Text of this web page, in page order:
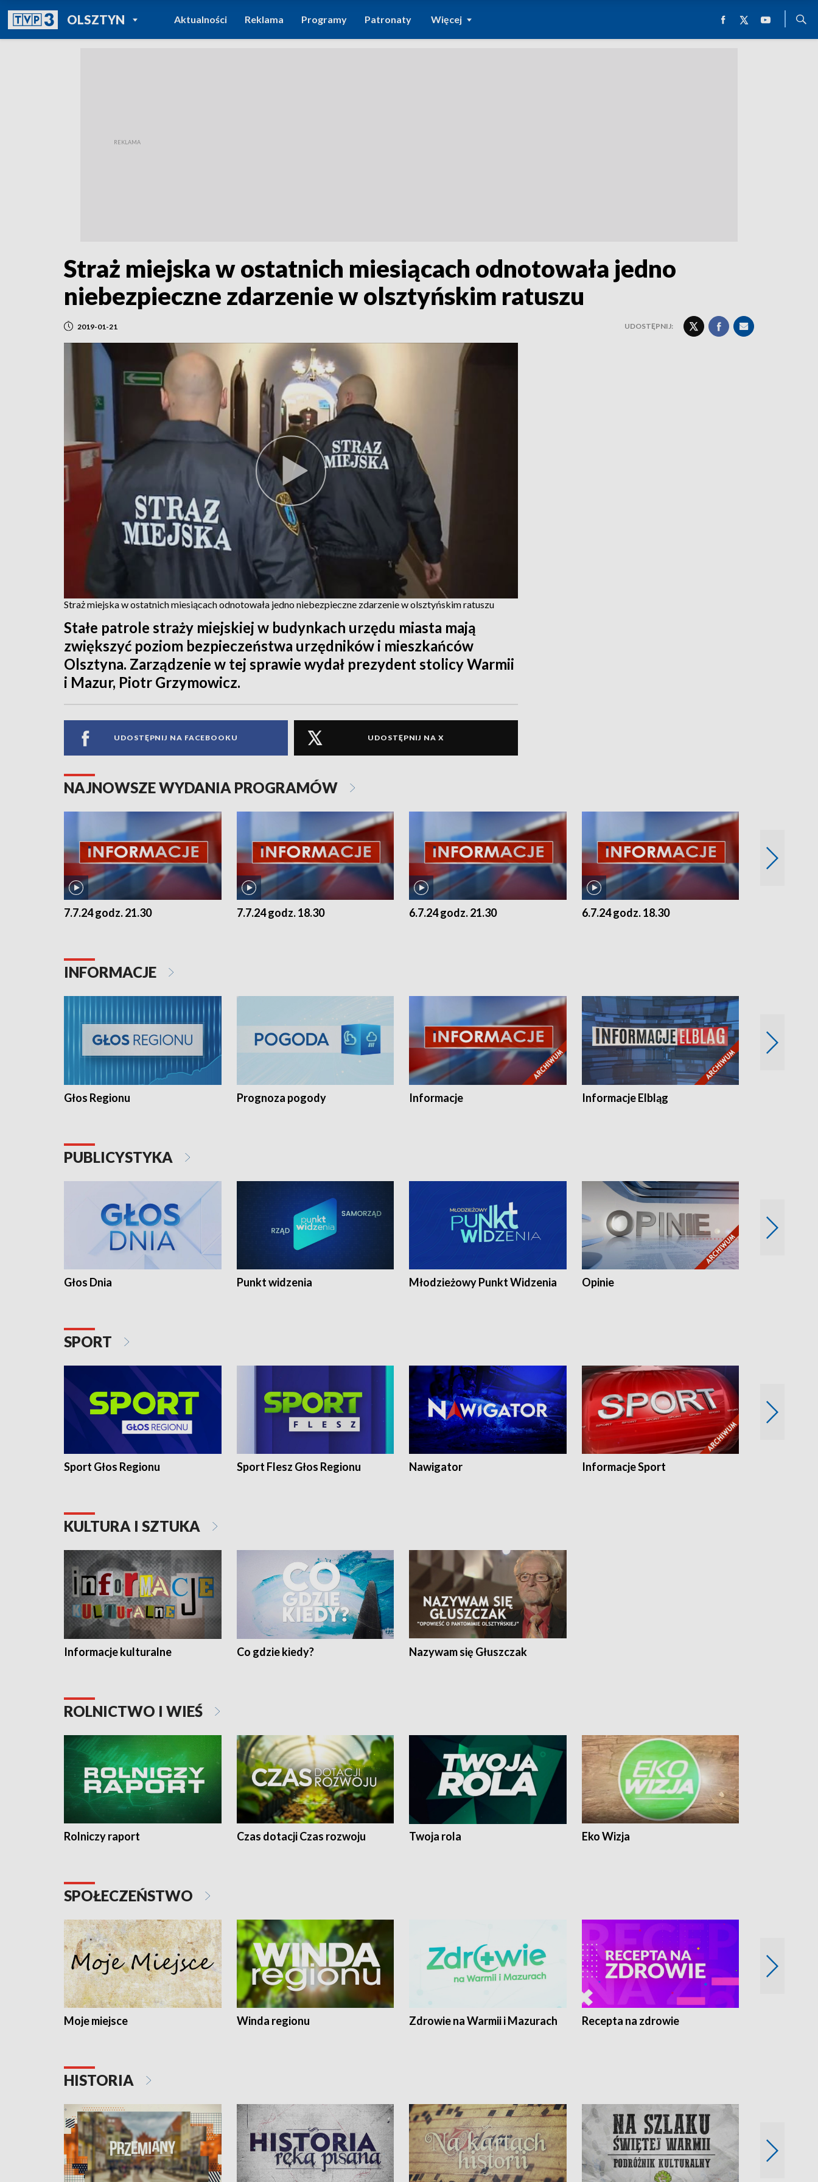
OLSZTYNPOWRÓT DO
TVP REGIONY
Aktualności Reklama Programy Patronaty Więcej
Straż miejska w ostatnich miesiącach odnotowała jedno
niebezpieczne zdarzenie w olsztyńskim ratuszu
2019-01-21 UDOSTĘPNIJ:
Straż miejska w ostatnich miesiącach odnotowała jedno niebezpieczne zdarzenie w olsztyńskim ratuszu
Stałe patrole straży miejskiej w budynkach urzędu miasta mają
zwiększyć poziom bezpieczeństwa urzędników i mieszkańców
Olsztyna. Zarządzenie w tej sprawie wydał prezydent stolicy Warmii
i Mazur, Piotr Grzymowicz.
UDOSTĘPNIJ NA FACEBOOKU UDOSTĘPNIJ NA X
NAJNOWSZE WYDANIA PROGRAMÓW
7.7.24 godz. 21.30 7.7.24 godz. 18.30 6.7.24 godz. 21.30 6.7.24 godz. 18.30
INFORMACJE
Głos Regionu Prognoza pogody Informacje Informacje Elbląg
PUBLICYSTYKA
Głos Dnia Punkt widzenia Młodzieżowy Punkt Widzenia Opinie
SPORT
Sport Głos Regionu Sport Flesz Głos Regionu Nawigator Informacje Sport
KULTURA I SZTUKA
Informacje kulturalne Co gdzie kiedy? Nazywam się Głuszczak
ROLNICTWO I WIEŚ
Rolniczy raport Czas dotacji Czas rozwoju Twoja rola Eko Wizja
SPOŁECZEŃSTWO
Moje miejsce Winda regionu Zdrowie na Warmii i Mazurach Recepta na zdrowie
HISTORIA